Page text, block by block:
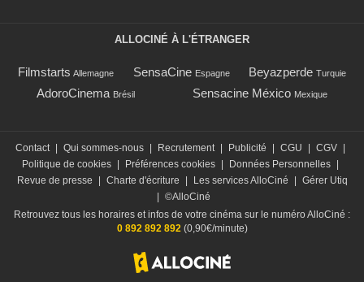
ALLOCINÉ À L'ÉTRANGER
Filmstarts Allemagne SensaCine Espagne Beyazperde Turquie
AdoroCinema Brésil Sensacine México Mexique
Contact | Qui sommes-nous | Recrutement | Publicité | CGU | CGV |
Politique de cookies | Préférences cookies | Données Personnelles |
Revue de presse
| Charte d'écriture | Les services AlloCiné | Gérer Utiq
| ©AlloCiné
Retrouvez tous les horaires et infos de votre cinéma sur le numéro AlloCiné :
0 892 892 892(0,90€/minute)